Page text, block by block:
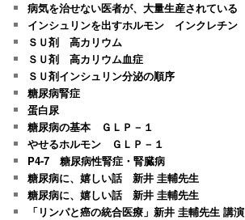
病気を治せない医者が、大量生産されている
インシュリンを出すホルモン インクレチン
ＳＵ剤 高カリウム
ＳＵ剤 高カリウム血症
ＳＵ剤インシュリン分泌の順序
糖尿病腎症
蛋白尿
糖尿病の基本 ＧＬＰ－１
やせるホルモン ＧＬＰ－１
P4-7 糖尿病性腎症・腎臓病
糖尿病に、嬉しい話 新井 圭輔先生
糖尿病に、嬉しい話 新井 圭輔先生
「リンパと癌の統合医療」新井 圭輔先生 講演